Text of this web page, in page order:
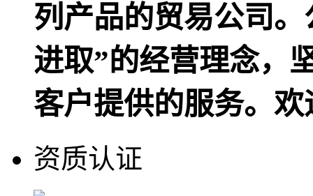
列产品的贸易公司
进取”的经营理念，
客户提供的服务。欢
资质认证